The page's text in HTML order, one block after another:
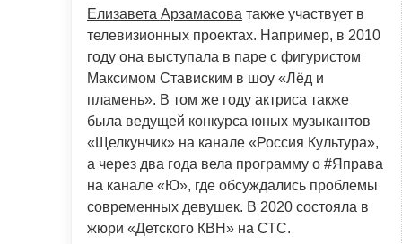
Елизавета Арзамасова также участвует в
телевизионных проектах. Например, в 2010
году она выступала в паре с фигуристом
Максимом Стависким в шоу «Лёд и
пламень». В том же году актриса также
была ведущей конкурса юных музыкантов
«Щелкунчик» на канале «Россия Культура»,
а через два года вела программу о #Яправа
на канале «Ю», где обсуждались проблемы
современных девушек. В 2020 состояла в
жюри «Детского КВН» на СТС.